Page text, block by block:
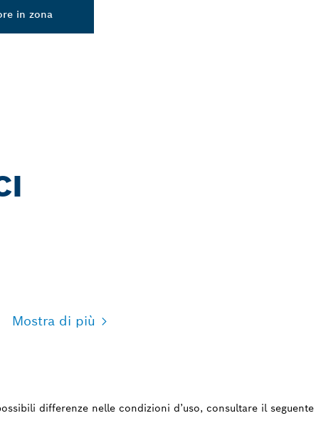
in zona
Mostra di più
differenze nelle condizioni d’uso, consultare il